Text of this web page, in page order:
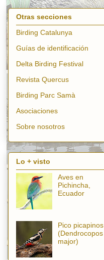
Otras secciones
Birding Catalunya
Guías de identificación
Delta Birding Festival
Revista Quercus
Birding Parc Samà
Asociaciones
Sobre nosotros
Lo + visto
Aves en
Pichincha,
Ecuador
Pico picapinos
(Dendrocopos
major)